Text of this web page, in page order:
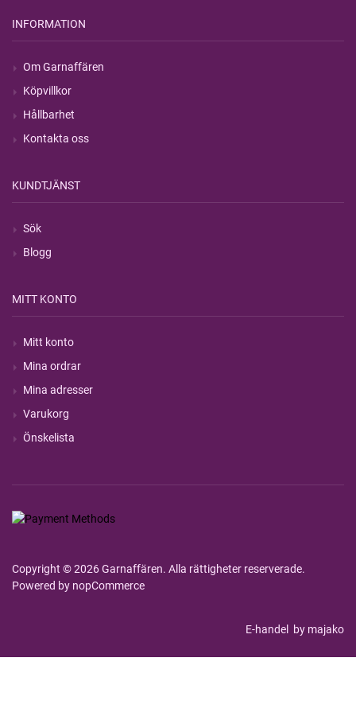
INFORMATION
Om Garnaffären
Köpvillkor
Hållbarhet
Kontakta oss
KUNDTJÄNST
Sök
Blogg
MITT KONTO
Mitt konto
Mina ordrar
Mina adresser
Varukorg
Önskelista
Copyright © 2026 Garnaffären. Alla rättigheter reserverade.
Powered by nopCommerce
E-handel by majako